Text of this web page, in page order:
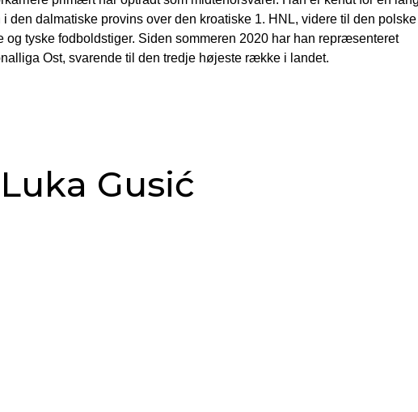
den dalmatiske provins over den kroatiske 1. HNL, videre til den polske
tyske fodboldstiger. Siden sommeren 2020 har han repræsenteret
Ost, svarende til den tredje højeste række i landet.
Gusić